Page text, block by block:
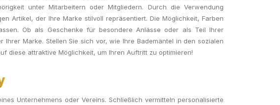
unter Mitarbeitern oder Mitgliedern. Durch die Verwendung
Artikel, der Ihre Marke stilvoll repräsentiert. Die Möglichkeit, Farben
Ob als Geschenke für besondere Anlässe oder als Teil Ihrer
Marke. Stellen Sie sich vor, wie Ihre Bademäntel in den sozialen
diese attraktive Möglichkeit, um Ihren Auftritt zu optimieren!
Unternehmens oder Vereins. Schließlich vermitteln personalisierte